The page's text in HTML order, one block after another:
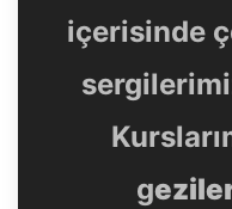
içerisinde
g